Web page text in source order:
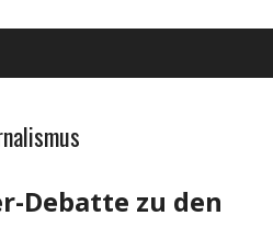
Debatte zu den